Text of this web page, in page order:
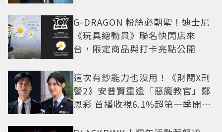
G-DRAGON 粉絲必朝聖！迪士尼
《玩具總動員》聯名快閃店來
台，限定商品與打卡亮點公開
這次有鈔能力也沒用！《財閥X刑
警2》安普賢重逢「惡魔教官」鄭
恩彩 首播收視6.1%超第一季開紅